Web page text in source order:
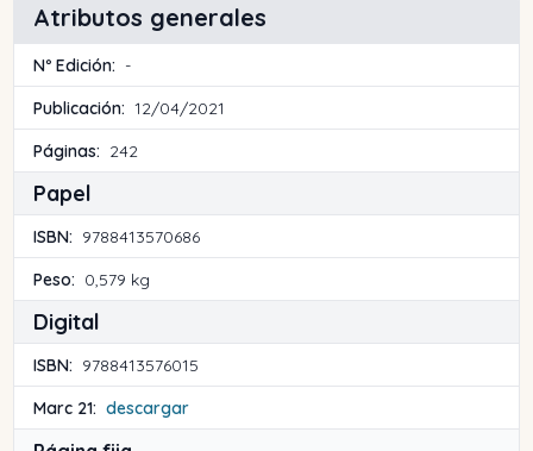
Atributos generales
Nº Edición: -
Publicación: 12/04/2021
Páginas: 242
Papel
ISBN: 9788413570686
Peso: 0,579 kg
Digital
ISBN: 9788413576015
Marc 21: descargar